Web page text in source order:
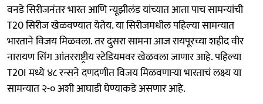
वनडे सिरीजनंतर भारत आणि न्यूझीलंड यांच्यात आता पाच सामन्यांची
T20 सिरीज खेळवण्यात येतेय. या सिरीजमधील पहिल्या सामन्यात
भारताने विजय मिळवला. तर दुसरा सामना आज रायपूरच्या शहीद वीर
नारायण सिंग आंतरराष्ट्रीय स्टेडियमवर खेळवला जाणार आहे. पहिल्या
T20I मध्ये ४८ रन्सने दणदणीत विजय मिळवणाऱ्या भारताचं लक्ष्य या
सामन्यात २-० अशी आघाडी घेण्याकडे असणार आहे.